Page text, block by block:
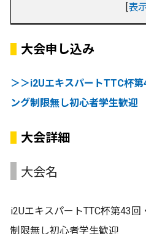
[表
大会申し込み
＞＞i2UエキスパートTTC杯
ング制限無し初心者学生歓迎
大会詳細
大会名
i2UエキスパートTTC杯第43
制限無し初心者学生歓迎